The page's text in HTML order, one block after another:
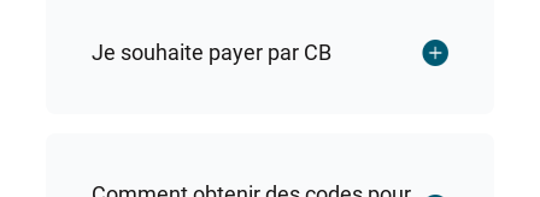
Je souhaite payer par CB